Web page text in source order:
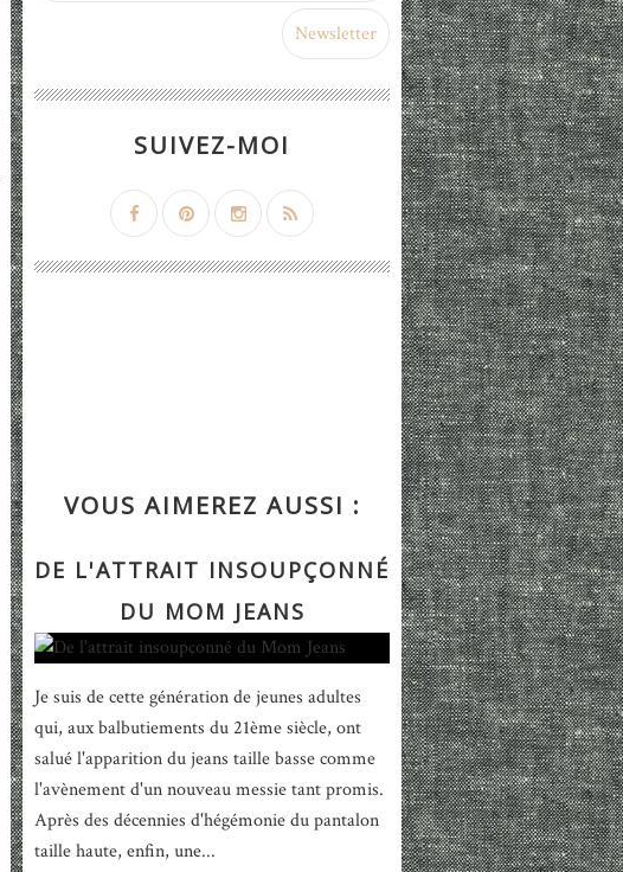
SUIVEZ-MOI
VOUS AIMEREZ AUSSI :
DE L'ATTRAIT INSOUPÇONNÉ
DU MOM JEANS
Je suis de cette génération de jeunes adultes
qui, aux balbutiements du 21ème siècle, ont
salué l'apparition du jeans taille basse comme
l'avènement d'un nouveau messie tant promis.
Après des décennies d'hégémonie du pantalon
taille haute, enfin, une...